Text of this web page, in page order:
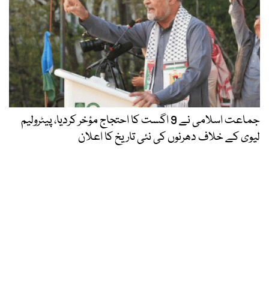
جماعت اسلامی نے 9 اگست کا احتجاج مؤخر کردیا، پیٹرولیم
لیوی کے خلاف دھرنوں کی نئی تاریخ کا اعلان